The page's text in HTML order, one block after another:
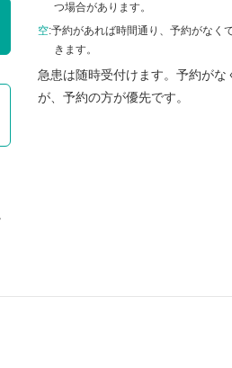
つ場合があります。
空:予約があれば時間通り、予約がなく
きます。
急患は随時受付けます。予約がな
が、予約の方が優先です。